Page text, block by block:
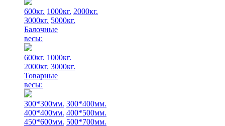
600кг. 1000кг. 2000кг.
3000кг. 5000кг.
Балочные
весы:
600кг. 1000кг.
2000кг. 3000кг.
Товарные
весы:
300*300мм. 300*400мм.
400*400мм. 400*500мм.
450*600мм. 500*700мм.